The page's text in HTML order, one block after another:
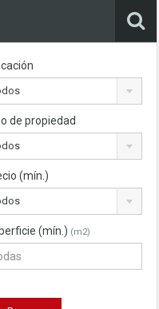
de propiedad
(mín.)
(mín.) (m2)